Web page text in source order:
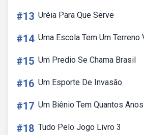
#13 Uréia Para Que Serve
#14 Uma Escola Tem Um Terreno
#15 Um Predio Se Chama Brasil
#16 Um Esporte De Invasão
#17 Um Biênio Tem Quantos Anos
#18 Tudo Pelo Jogo Livro 3